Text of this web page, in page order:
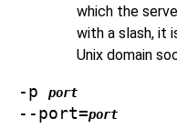
which the
with a slash, it
Unix domain
-p port
--port=port